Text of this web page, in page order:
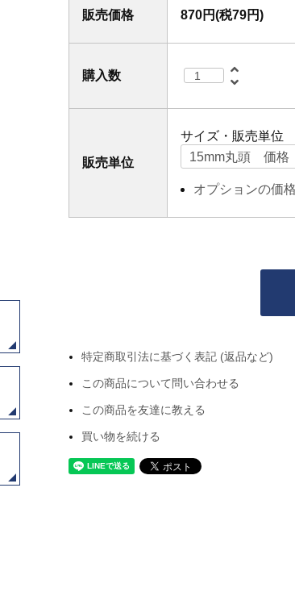
販売価格 870円(税79円)
購入数
販売単位
サイズ・販売単位
オプションの価
特定商取引法に基づく表記 (返品など)
この商品について問い合わせる
この商品を友達に教える
買い物を続ける